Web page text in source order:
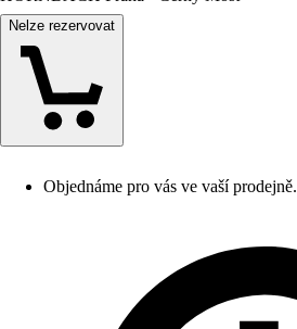
Nelze rezervovat
Objednáme pro vás ve vaší prodejně.